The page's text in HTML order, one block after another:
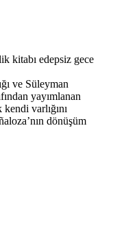
ve Süleyman
yayımlanan
varlığını
dönüşüm